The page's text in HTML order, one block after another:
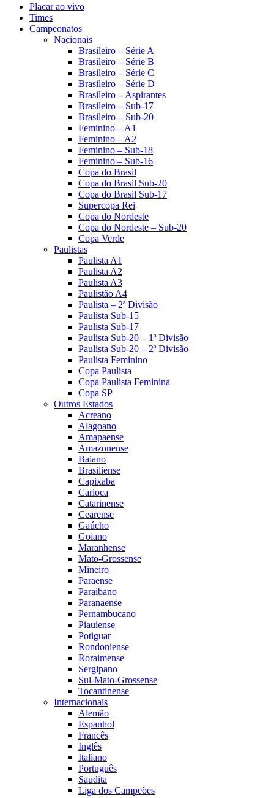
Placar ao vivo
Times
Campeonatos
Nacionais
Brasileiro – Série A
Brasileiro – Série B
Brasileiro – Série C
Brasileiro – Série D
Brasileiro – Aspirantes
Brasileiro – Sub-17
Brasileiro – Sub-20
Feminino – A1
Feminino – A2
Feminino – Sub-18
Feminino – Sub-16
Copa do Brasil
Copa do Brasil Sub-20
Copa do Brasil Sub-17
Supercopa Rei
Copa do Nordeste
Copa do Nordeste – Sub-20
Copa Verde
Paulistas
Paulista A1
Paulista A2
Paulista A3
Paulistão A4
Paulista – 2ª Divisão
Paulista Sub-15
Paulista Sub-17
Paulista Sub-20 – 1ª Divisão
Paulista Sub-20 – 2ª Divisão
Paulista Feminino
Copa Paulista
Copa Paulista Feminina
Copa SP
Outros Estados
Acreano
Alagoano
Amapaense
Amazonense
Baiano
Brasiliense
Capixaba
Carioca
Catarinense
Cearense
Gaúcho
Goiano
Maranhense
Mato-Grossense
Mineiro
Paraense
Paraibano
Paranaense
Pernambucano
Piauiense
Potiguar
Rondoniense
Roraimense
Sergipano
Sul-Mato-Grossense
Tocantinense
Internacionais
Alemão
Espanhol
Francês
Inglês
Italiano
Português
Saudita
Liga dos Campeões